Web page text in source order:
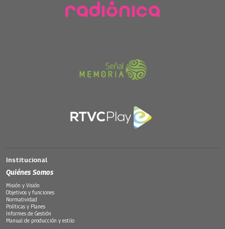
Institucional
Quiénes Somos
Misión y Visión
Objetivos y funciones
Normatividad
Políticas y Planes
Informes de Gestión
Manual de producción y estilo